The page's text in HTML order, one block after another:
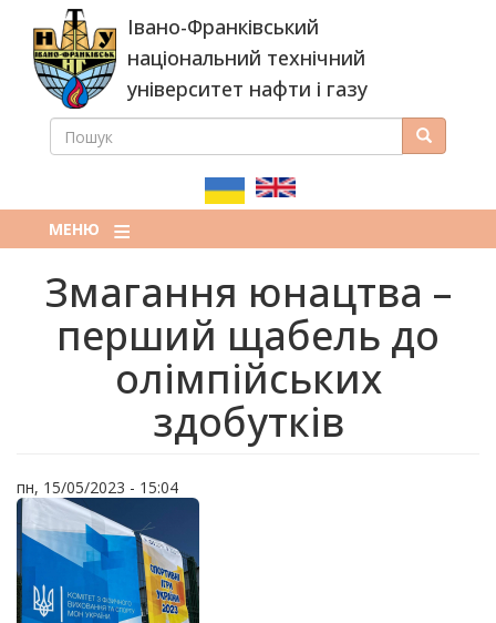
основного
вмісту
Івано-Франківський
національний технічний
університет нафти і газу
ПОШУКОВА
ПОШУК Пошук
МЕНЮ
Змагання юнацтва –
перший щабель до
олімпійських
здобутків
пн, 15/05/2023 - 15:04